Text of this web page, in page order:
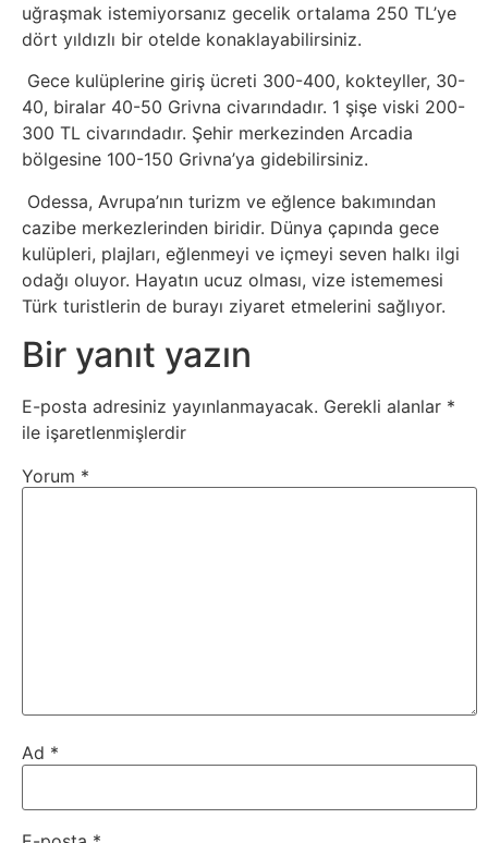
uğraşmak istemiyorsanız gecelik ortalama 250 TL’ye
dört yıldızlı bir otelde konaklayabilirsiniz.
Gece kulüplerine giriş ücreti 300-400, kokteyller, 30-
40, biralar 40-50 Grivna civarındadır. 1 şişe viski 200-
300 TL civarındadır. Şehir merkezinden Arcadia
bölgesine 100-150 Grivna’ya gidebilirsiniz.
Odessa, Avrupa’nın turizm ve eğlence bakımından
cazibe merkezlerinden biridir. Dünya çapında gece
kulüpleri, plajları, eğlenmeyi ve içmeyi seven halkı ilgi
odağı oluyor. Hayatın ucuz olması, vize istememesi
Türk turistlerin de burayı ziyaret etmelerini sağlıyor.
Bir yanıt yazın
E-posta adresiniz yayınlanmayacak. Gerekli alanlar *
ile işaretlenmişlerdir
Yorum *
Ad *